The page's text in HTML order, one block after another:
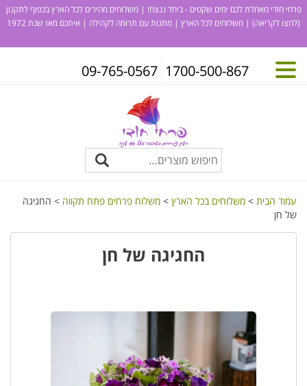
פרחי חודי מאחלת לכם ימים שקטים - ביחד ננצח! | משלוחים מהירים לכל הארץ בכפוף לתקנון
(לחצו לקריאה) | משלוחים לכל הארץ | מתנות עם תרומה לקהילה | איתכם מאז שנת 1972
1700-500-867
09-765-0567
עמוד הבית > משלוחים בכל הארץ > משלוח פרחים פתח תקווה > החגיגה
של חן
החגיגה של חן